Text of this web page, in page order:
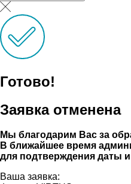
Готово!
Заявка отменена
Мы благодарим Вас за
В ближайшее время
для подтверждения даты
Ваша заявка: